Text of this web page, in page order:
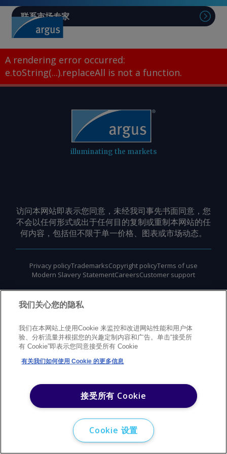
联系市场专家
A rendering error occurred:
e.toString(...).replaceAll is not a function.
illuminating the markets
访问本网站即表示您同意，未经我司事先书面同意，您
不会以任何形式或出于任何目的复制或重制本网站的任
何内容，包括但不限于单一价格、图表或市场动态。
©2026Argus Media Group Copyright
Privacy policyTrademarksCopyright policyTerms of use
Modern Slavery StatementCareersCustomer support
我们关心您的隐私
我们在本网站上使用Cookie 来监控和改进网站性能和用户体
验、分析流量并根据您的兴趣定制内容和广告。单击“接受所
有 Cookie”即表示您同意接受所有 Cookie
有关我们如何使用 Cookie 的更多信息
接受所有 Cookie
Cookie 设置